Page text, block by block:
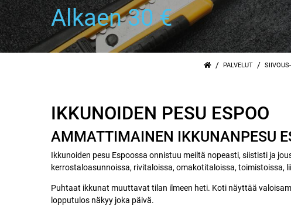
Alkaen 30 €
/ PALVELUT /
IKKUNOIDEN PESU ESPOO
AMMATTIMAINEN IKKUNANPESU
Ikkunoiden pesu Espoossa onnistuu meiltä nopeasti, siististi ja
kerrostaloasunnoissa, rivitaloissa, omakotitaloissa, toimistoissa,
Puhtaat ikkunat muuttavat tilan ilmeen heti. Koti näyttää
lopputulos näkyy joka päivä.